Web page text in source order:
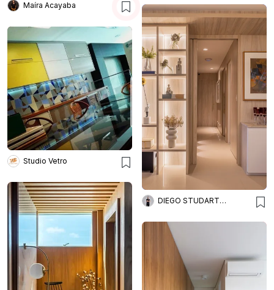
Maíra Acayaba
DIEGO STUDART ARQUITETURA
Studio Vetro